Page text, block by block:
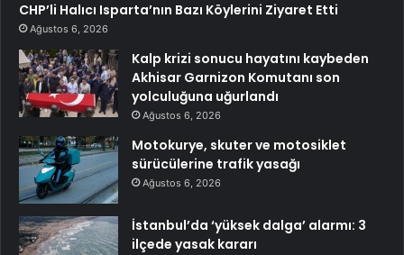
CHP’li Halıcı Isparta’nın Bazı Köylerini Ziyaret Etti
Ağustos 6, 2026
Kalp krizi sonucu hayatını kaybeden
Akhisar Garnizon Komutanı son
yolculuğuna uğurlandı
Ağustos 6, 2026
Motokurye, skuter ve motosiklet
sürücülerine trafik yasağı
Ağustos 6, 2026
İstanbul’da ‘yüksek dalga’ alarmı: 3
ilçede yasak kararı